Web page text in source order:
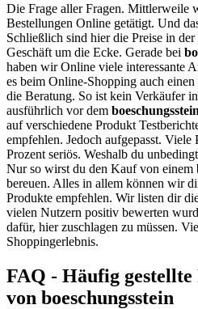
Die Frage aller Fragen. Mittlerweile
Bestellungen Online getätigt. Und
Schließlich sind hier die Preise in
Geschäft um die Ecke. Gerade bei
haben wir Online viele interessante
es beim Online-Shopping auch
die Beratung. So ist kein Verkäufer
ausführlich vor dem boeschungsstein
auf verschiedene Produkt
empfehlen. Jedoch aufgepasst.
Prozent seriös. Weshalb du
Nur so wirst du den Kauf von einem
bereuen. Alles in allem können wir
Produkte empfehlen. Wir listen dir
vielen Nutzern positiv bewerten
dafür, hier zuschlagen zu müssen.
Shoppingerlebnis.
FAQ - Häufig
von boeschungsstein